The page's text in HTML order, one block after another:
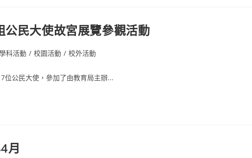
民大使故宮展覽參觀活動
科活動 / 校園活動 / 校外活動
位公民大使，參加了由教育局主辦...
月